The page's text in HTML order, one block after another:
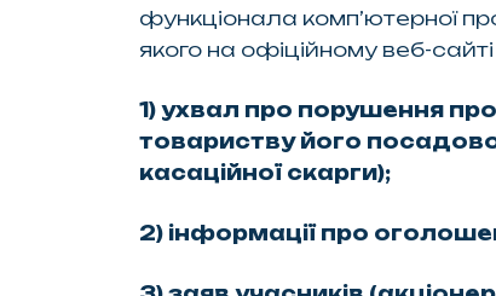
функціонала комп’ютерної
якого на офіційному веб-
1) ухвал про порушення
товариству його
касаційної скарги);
2) інформації про